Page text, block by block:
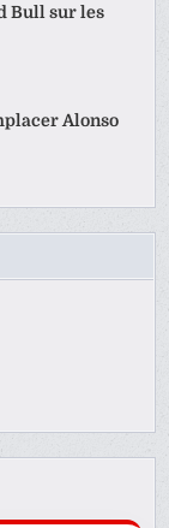
Bull sur les
Alonso